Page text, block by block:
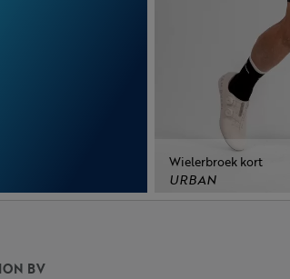
Wielerbroek kort
URBAN
BV